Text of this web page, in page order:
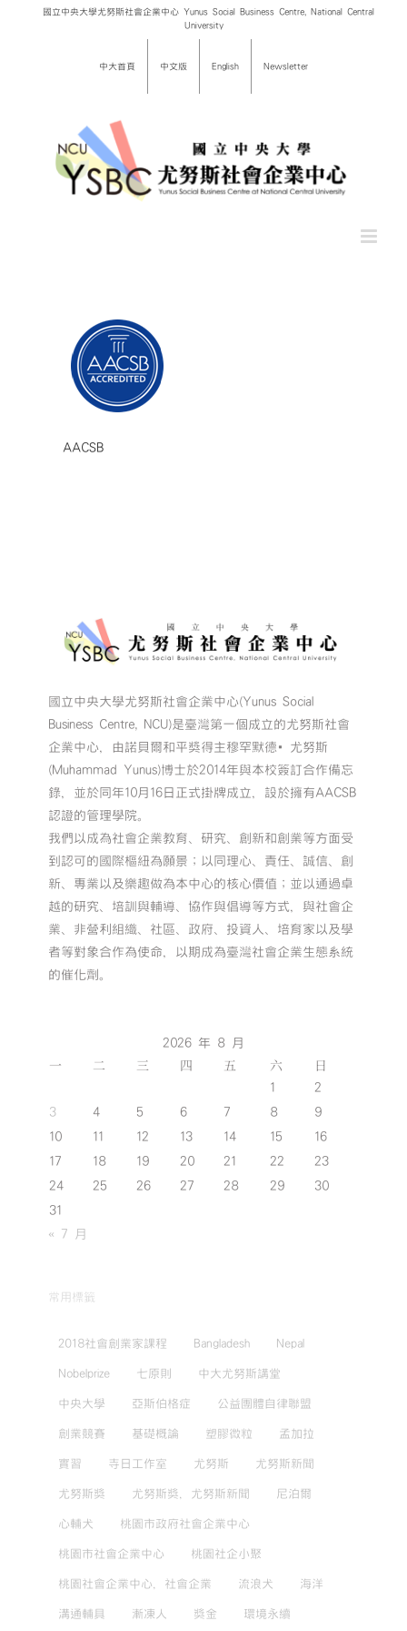
國立中央大學尤努斯社會企業中心 Yunus Social Business Centre, National Central
University
中大首頁 中文版 English Newsletter
AACSB
國立中央大學尤努斯社會企業中心(Yunus Social
Business Centre, NCU)是臺灣第一個成立的尤努斯社會
企業中心，由諾貝爾和平獎得主穆罕默德•尤努斯
(Muhammad Yunus)博士於2014年與本校簽訂合作備忘
錄，並於同年10月16日正式掛牌成立，設於擁有AACSB
認證的管理學院。
我們以成為社會企業教育、研究、創新和創業等方面受
到認可的國際樞紐為願景；以同理心、責任、誠信、創
新、專業以及樂趣做為本中心的核心價值；並以通過卓
越的研究、培訓與輔導、協作與倡導等方式，與社會企
業、非營利組織、社區、政府、投資人、培育家以及學
者等對象合作為使命，以期成為臺灣社會企業生態系統
的催化劑。
2026 年 8 月
一 二 三 四 五 六 日
1
2
3
4 5 6 7 8
9
10
11 12 13 14 15
16
17
18 19 20 21 22
23
24
25 26 27 28 29
30
31
« 7 月
常用標籤
2018社會創業家課程 Bangladesh Nepal
Nobelprize 七原則 中大尤努斯講堂
中央大學 亞斯伯格症 公益團體自律聯盟
創業競賽 基礎概論 塑膠微粒 孟加拉
實習 寺日工作室 尤努斯 尤努斯新聞
尤努斯獎 尤努斯獎，尤努斯新聞 尼泊爾
心輔犬 桃園市政府社會企業中心
桃園市社會企業中心 桃園社企小聚
桃園社會企業中心，社會企業 流浪犬 海洋
溝通輔具 漸凍人 獎金 環境永續